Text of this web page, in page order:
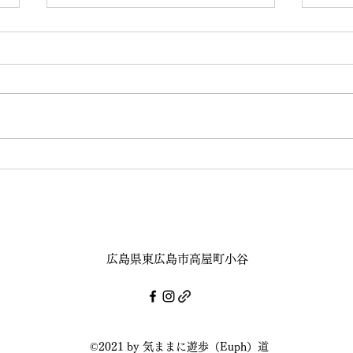
広島県東広島市高屋町小谷
©2021 by 気ままに遊歩（Euph）道